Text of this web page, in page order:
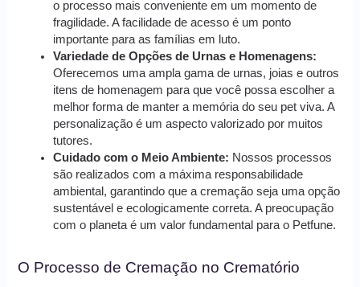
o processo mais conveniente em um momento de
fragilidade. A facilidade de acesso é um ponto
importante para as famílias em luto.
Variedade de Opções de Urnas e Homenagens:
Oferecemos uma ampla gama de urnas, joias e outros
itens de homenagem para que você possa escolher a
melhor forma de manter a memória do seu pet viva. A
personalização é um aspecto valorizado por muitos
tutores.
Cuidado com o Meio Ambiente: Nossos processos
são realizados com a máxima responsabilidade
ambiental, garantindo que a cremação seja uma opção
sustentável e ecologicamente correta. A preocupação
com o planeta é um valor fundamental para o Petfune.
O Processo de Cremação no Crematório